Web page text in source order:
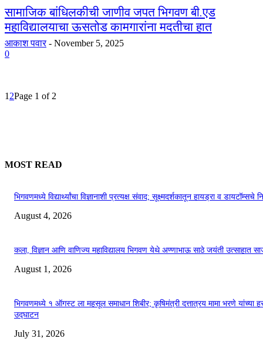
सामाजिक बांधिलकीची जाणीव जपत भिगवण बी.एड
महाविद्यालयाचा ऊसतोड कामगारांना मदतीचा हात
आकाश पवार - November 5, 2025
0
1 2Page 1 of 2
MOST READ
भिगवणमध्ये विद्यार्थ्यांचा विज्ञानाशी प्रत्यक्ष संवाद; सूक्ष्मदर्शकातून हायड्रा व डायटॉम्सचे
August 4, 2026
कला, विज्ञान आणि वाणिज्य महाविद्यालय भिगवण येथे अण्णाभाऊ साठे जयंती उत्साहात
August 1, 2026
भिगवणमध्ये १ ऑगस्ट ला महसूल समाधान शिबीर; कृषिमंत्री दत्तात्रय मामा भरणे यांच्या
उद्घाटन
July 31, 2026